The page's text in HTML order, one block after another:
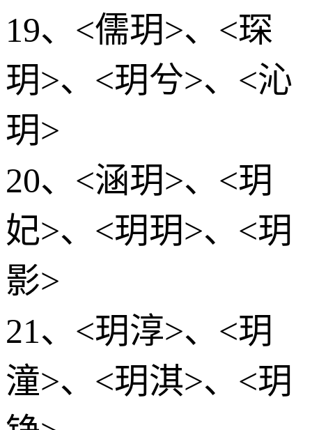
19、<儒玥>、<琛
玥>、<玥兮>、<沁
玥>
20、<涵玥>、<玥
妃>、<玥玥>、<玥
影>
21、<玥淳>、<玥
潼>、<玥淇>、<玥